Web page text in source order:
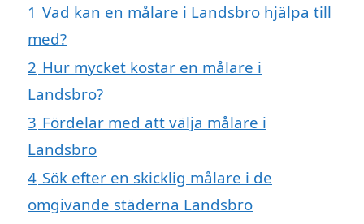
1 Vad kan en målare i Landsbro hjälpa till
med?
2 Hur mycket kostar en målare i
Landsbro?
3 Fördelar med att välja målare i
Landsbro
4 Sök efter en skicklig målare i de
omgivande städerna Landsbro